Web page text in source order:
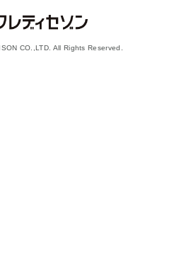
CO.,LTD. All Rights Reserved.